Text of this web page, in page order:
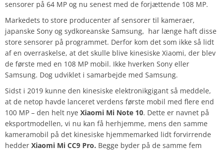
sensorer på 64 MP og nu senest med de forjættende 108 MP.
Markedets to store producenter af sensorer til kameraer,
japanske Sony og sydkoreanske Samsung, har længe haft disse
store sensorer på programmet. Derfor kom det som ikke så lidt
af en overraskelse, at det skulle blive kinesiske Xiaomi, der blev
de første med en 108 MP mobil. Ikke hverken Sony eller
Samsung. Dog udviklet i samarbejde med Samsung.
Sidst i 2019 kunne den kinesiske elektronikgigant så meddele,
at de netop havde lanceret verdens første mobil med flere end
100 MP – den helt nye Xiaomi Mi Note 10. Dette er navnet på
eksportmodellen, vi nu kan få herhjemme, mens den samme
kameramobil på det kinesiske hjemmemarked lidt forvirrende
hedder Xiaomi Mi CC9 Pro. Begge byder på de samme fem